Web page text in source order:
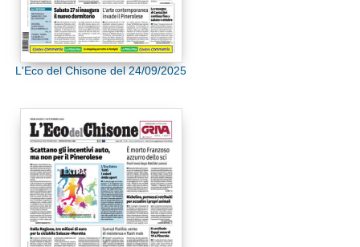
L'Eco del Chisone del 24/09/2025